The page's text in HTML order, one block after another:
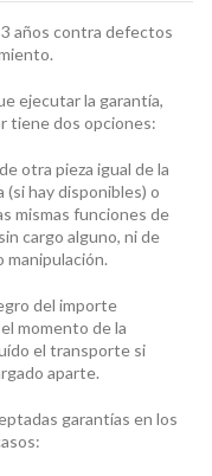
años contra defectos
ejecutar la garantía,
tiene dos opciones:
pieza igual de la
(si hay disponibles) o
mismas funciones de
cargo alguno, ni de
del importe
momento de la
el transporte si
aparte.
garantías en los